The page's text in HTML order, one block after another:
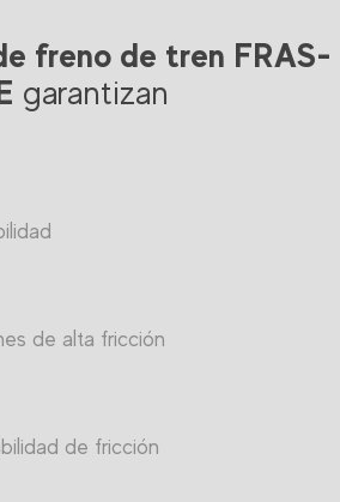
freno de tren FRAS-
garantizan
de alta fricción
de fricción